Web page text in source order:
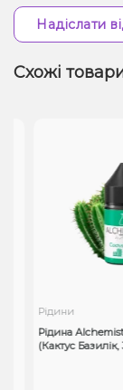
Надіслати
Схожі
Рідини
Рідина Alchemist
(Кактус Базилік,